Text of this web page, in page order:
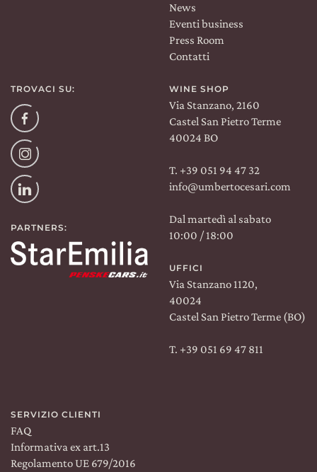
News
Eventi business
Press Room
Contatti
TROVACI SU:
Facebook
Instagram
Linkedin
PARTNERS:
WINE SHOP
Via Stanzano, 2160
Castel San Pietro Terme
40024 BO
T. +39 051 94 47 32
info@umbertocesari.com
Dal martedì al sabato
10:00 / 18:00
UFFICI
Via Stanzano 1120,
40024
Castel San Pietro Terme (BO)
T. +39 051 69 47 811
SERVIZIO CLIENTI
FAQ
Informativa ex art.13
Regolamento UE 679/2016